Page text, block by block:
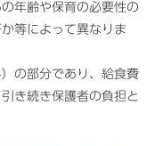
年齢や保育の必要性の
等によって異なりま
の部分であり、給食費
き続き保護者の負担と